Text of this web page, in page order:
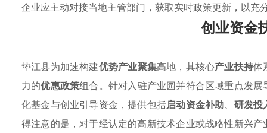
企业应主动对接当地主管部门，获取实时政策更新，以充
创业资金
垫江县为加速构建优势产业聚集高地，其核心产业扶持体
力的优惠政策组合。针对入驻产业园并符合区域重点发
化基金与创业引导资金，提供包括启动资金补助、 研发投
得注意的是，对于经认定的高新技术企业或战略性新兴产